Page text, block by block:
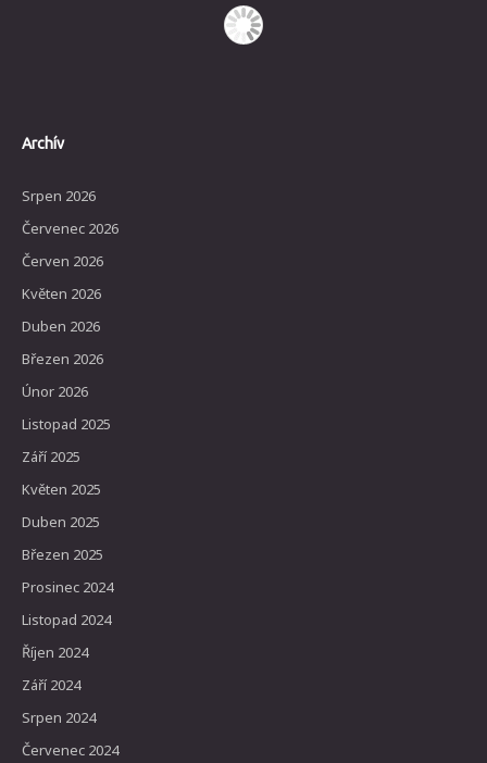
Archív
Srpen 2026
Červenec 2026
Červen 2026
Květen 2026
Duben 2026
Březen 2026
Únor 2026
Listopad 2025
Září 2025
Květen 2025
Duben 2025
Březen 2025
Prosinec 2024
Listopad 2024
Říjen 2024
Září 2024
Srpen 2024
Červenec 2024